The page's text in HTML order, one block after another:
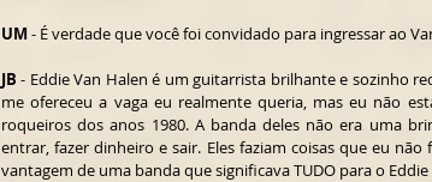
UM - É verdade que você foi convidado para ingressar ao
JB - Eddie Van Halen é um guitarrista brilhante e sozinho
me ofereceu a vaga eu realmente queria, mas eu não
roqueiros dos anos 1980. A banda deles não era uma
entrar, fazer dinheiro e sair. Eles faziam coisas que eu
vantagem de uma banda que significava TUDO para o